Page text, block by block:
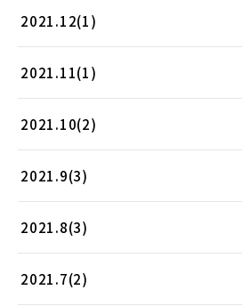
2021.12(1)
2021.11(1)
2021.10(2)
2021.9(3)
2021.8(3)
2021.7(2)